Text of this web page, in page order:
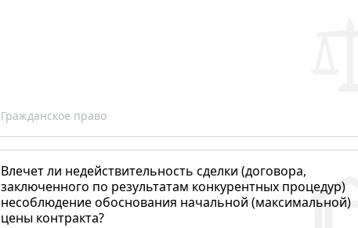
Гражданское право
Влечет ли недействительность сделки (договора,
заключенного по результатам конкурентных процедур)
несоблюдение обоснования начальной (максимальной)
цены контракта?